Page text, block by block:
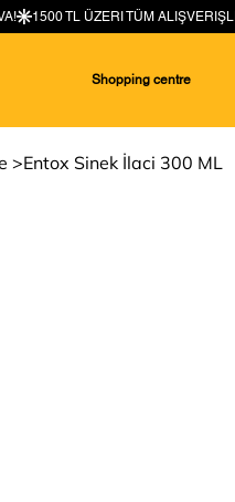
Shopping centre
>Entox Sinek İlaci 300 ML